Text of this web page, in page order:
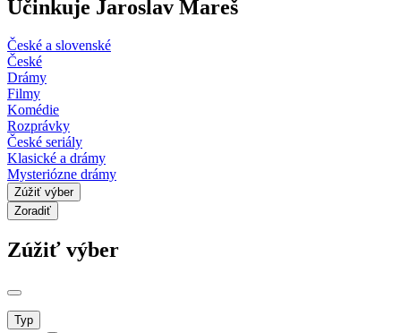
Účinkuje Jaroslav Mareš
České a slovenské
České
Drámy
Filmy
Komédie
Rozprávky
České seriály
Klasické a drámy
Mysteriózne drámy
Zúžiť výber
Zoradiť
Zúžiť výber
Typ